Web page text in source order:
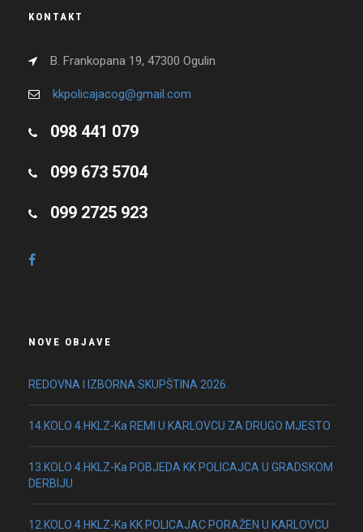
KONTAKT
B. Frankopana 19, 47300 Ogulin
kkpolicajacog@gmail.com
098 441 079
099 673 5704
099 2725 923
NOVE OBJAVE
REDOVNA I IZBORNA SKUPŠTINA 2026.
14.KOLO 4.HKLZ-Ka REMI U KARLOVCU ZA DRUGO MJESTO
13.KOLO 4.HKLZ-Ka POBJEDA KK POLICAJCA U GRADSKOM
DERBIJU
12.KOLO 4.HKLZ-Ka KK POLICAJAC PORAŽEN U KARLOVCU